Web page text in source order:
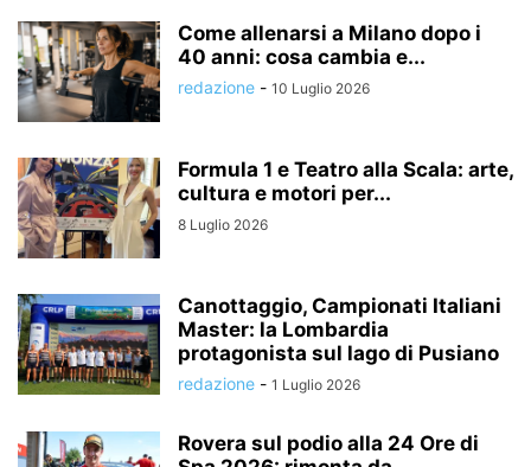
Come allenarsi a Milano dopo i
40 anni: cosa cambia e...
redazione - 10 Luglio 2026
Formula 1 e Teatro alla Scala: arte,
cultura e motori per...
8 Luglio 2026
Canottaggio, Campionati Italiani
Master: la Lombardia
protagonista sul lago di Pusiano
redazione - 1 Luglio 2026
Rovera sul podio alla 24 Ore di